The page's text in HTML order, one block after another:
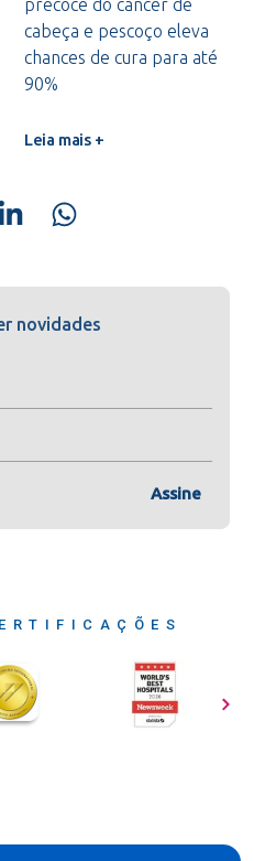
precoce do câncer de
cabeça e pescoço eleva
chances de cura para até
90%
Leia mais +
novidades
Assine